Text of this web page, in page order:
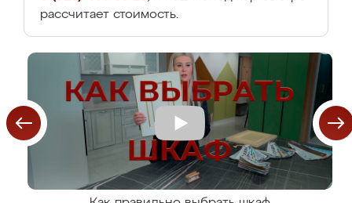
рассчитает стоимость.